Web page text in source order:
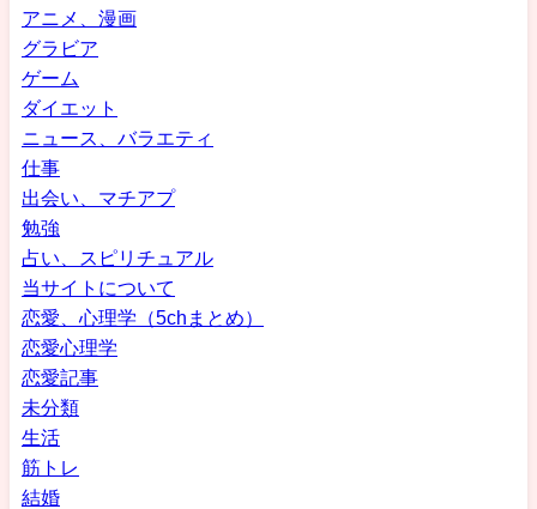
アニメ、漫画
グラビア
ゲーム
ダイエット
ニュース、バラエティ
仕事
出会い、マチアプ
勉強
占い、スピリチュアル
当サイトについて
恋愛、心理学（5chまとめ）
恋愛心理学
恋愛記事
未分類
生活
筋トレ
結婚